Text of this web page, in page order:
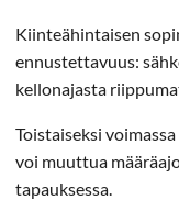
Kiinteähintaisen
ennustettavuus:
kellonajasta
Toistaiseksi
voi muuttua
tapauksessa.